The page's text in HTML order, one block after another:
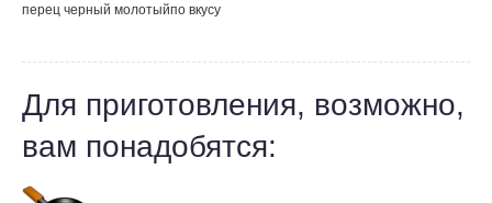
перец черный молотыйпо вкусу
Для приготовления, возможно,
вам понадобятся: